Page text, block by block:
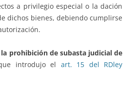
a privilegio especial o la dación
dichos bienes, debiendo cumplirse
la prohibición de subasta judicial de
introdujo el art. 15 del RDley